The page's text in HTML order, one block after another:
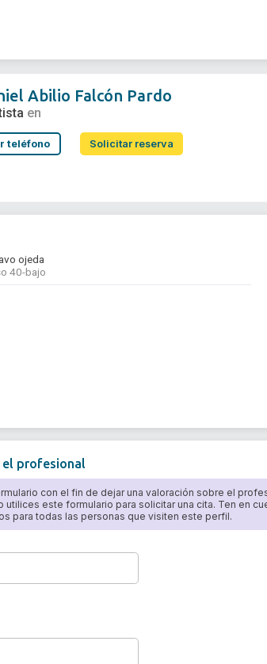
Abilio Falcón Pardo
en
teléfono Solicitar reserva
ojeda
40-bajo
el profesional
con el fin de dejar una valoración sobre el
utilices este formulario para solicitar una cita. Ten en
para todas las personas que visiten este perfil.